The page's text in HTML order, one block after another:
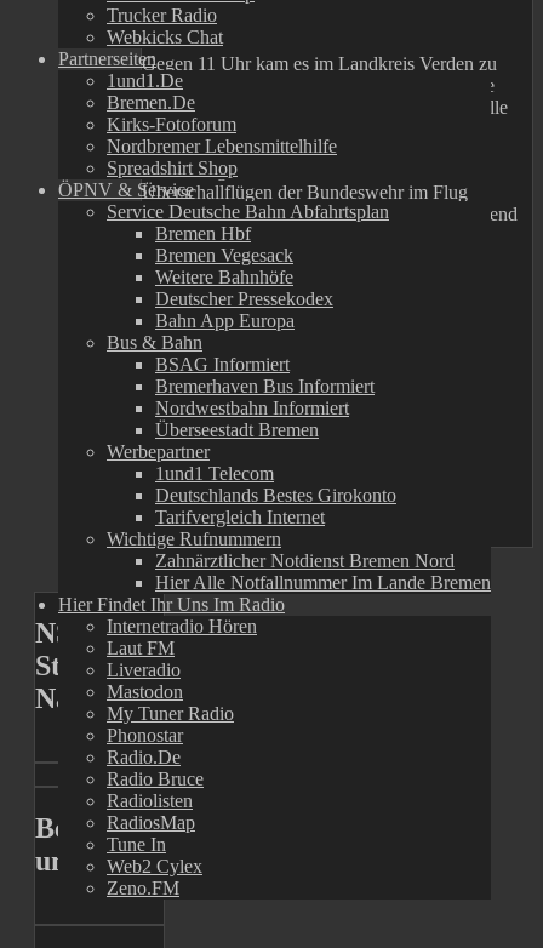
Trucker Radio
Webkicks Chat
Partnerseiten
1und1.de
Bremen.de
Kirks-Fotoforum
Nordbremer Lebensmittelhilfe
Spreadshirt Shop
ÖPNV & Service
Service Deutsche Bahn Abfahrtsplan
Bremen Hbf
Bremen Vegesack
Weitere Bahnhöfe
Deutscher Pressekodex
Bahn App Europa
Bus & Bahn
BSAG Informiert
Bremerhaven Bus Informiert
Nordwestbahn Informiert
Überseestadt Bremen
Werbepartner
1und1 Telecom
Deutschlands Bestes Girokonto
Tarifvergleich Internet
Wichtige Rufnummern
Zahnärztlicher Notdienst Bremen Nord
Hier Alle Notfallnummer Im Lande Bremen
Hier Findet Ihr Uns Im Radio
Internetradio Hören
Laut FM
Liveradio
Mastodon
My Tuner Radio
Phonostar
Radio.de
Radio Bruce
Radiolisten
RadiosMap
Tune In
Web2 Cylex
Zeno.FM
Gegen 11 Uhr kam es im Landkreis Verden zu
lauten Knallgeräuschen, welche für zahlreiche
Anrufe bei der Polizei und der Rettungsleitstelle
gesorgt haben.
Die Knallgeräusche stammten von
Überschallflügen der Bundeswehr im Flug
Richtung Bremerhaven. Es bestand entsprechend
keine Gefahrensituation.
Polizeiinspektion Verden / Osterholz
Rückfragen bitte an:
Polizeiinspektion Verden / Osterholz
Fenja Land
Telefon: 04231/806-104
Zu unserem Telegramkanal
Previous
Next
NSR
Stadtradio
Nachrichtenmagazin
Besucht
uns